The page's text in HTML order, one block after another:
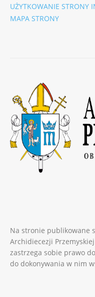
UŻYTKOWANIE STRONY
MAPA STRONY
Na stronie publikowane
Archidiecezji
zastrzega sobie prawo
do dokonywania w nim